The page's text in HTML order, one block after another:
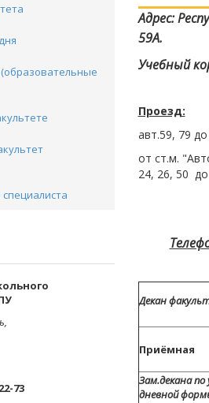
73
Адрес:
59А.
Учебный
Проезд:
авт.59, 79
от ст.м.
24, 26, 50
Декан
Приёмная
Зам.декана
дневной